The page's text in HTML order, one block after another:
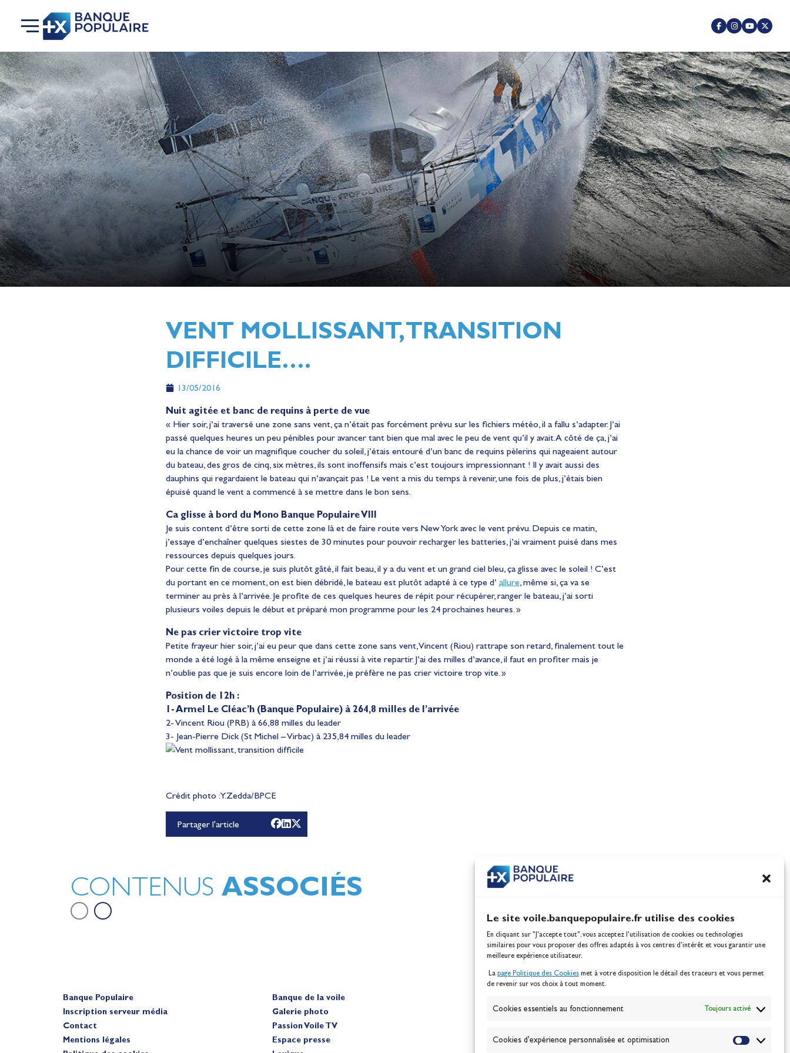
Le site voile.banquepopulaire.fr utilise des cookies
En cliquant sur "J'accepte tout", vous acceptez l’utilisation de cookies ou technologies
similaires pour vous proposer des offres adaptés à vos centres d’intérêt et vous garantir une
meilleure expérience utilisateur.
La page Politique des Cookies met à votre disposition le détail des traceurs et vous permet
de revenir sur vos choix à tout moment.
Cookies essentiels au fonctionnement Toujours activé
Cookies d'expérience personnalisée et optimisation
VENT MOLLISSANT, TRANSITION
DIFFICILE….
13/05/2016
Nuit agitée et banc de requins à perte de vue
« Hier soir, j’ai traversé une zone sans vent, ça n’était pas forcément prévu sur les fichiers météo, il a fallu s’adapter. J’ai
passé quelques heures un peu pénibles pour avancer tant bien que mal avec le peu de vent qu’il y avait. A côté de ça, j’ai
eu la chance de voir un magnifique coucher du soleil, j’étais entouré d’un banc de requins pèlerins qui nageaient autour
du bateau, des gros de cinq, six mètres, ils sont inoffensifs mais c’est toujours impressionnant ! Il y avait aussi des
dauphins qui regardaient le bateau qui n’avançait pas ! Le vent a mis du temps à revenir, une fois de plus, j’étais bien
épuisé quand le vent a commencé à se mettre dans le bon sens.
Ca glisse à bord du Mono Banque Populaire VIII
Je suis content d’être sorti de cette zone là et de faire route vers New York avec le vent prévu. Depuis ce matin,
j’essaye d’enchaîner quelques siestes de 30 minutes pour pouvoir recharger les batteries, j’ai vraiment puisé dans mes
ressources depuis quelques jours.
Pour cette fin de course, je suis plutôt gâté, il fait beau, il y a du vent et un grand ciel bleu, ça glisse avec le soleil ! C’est
du portant en ce moment, on est bien débridé, le bateau est plutôt adapté à ce type d’ allure, même si, ça va se
terminer au près à l’arrivée. Je profite de ces quelques heures de répit pour récupérer, ranger le bateau, j’ai sorti
plusieurs voiles depuis le début et préparé mon programme pour les 24 prochaines heures. »
Ne pas crier victoire trop vite
Petite frayeur hier soir, j’ai eu peur que dans cette zone sans vent, Vincent (Riou) rattrape son retard, finalement tout le
monde a été logé à la même enseigne et j’ai réussi à vite repartir. J’ai des milles d’avance, il faut en profiter mais je
n’oublie pas que je suis encore loin de l’arrivée, je préfère ne pas crier victoire trop vite. »
Position de 12h :
1- Armel Le Cléac’h (Banque Populaire) à 264,8 milles de l’arrivée
2- Vincent Riou (PRB) à 66,88 milles du leader
3- Jean-Pierre Dick (St Michel – Virbac) à 235,84 milles du leader
Crédit photo : Y.Zedda/BPCE
Partager l'article
CONTENUS ASSOCIÉS
Lauriane Nolot en or à Long
Beach, sur le plan d'eau des Jeux
Banque Populaire
Inscription serveur média
Contact
Mentions légales
Banque de la voile
Galerie photo
Passion Voile TV
Espace presse
ABONNEZ-VOUS